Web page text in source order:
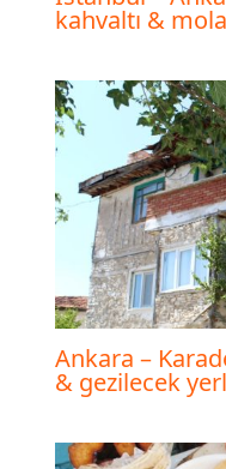
kahvaltı &
Ankara –
& gezilecek